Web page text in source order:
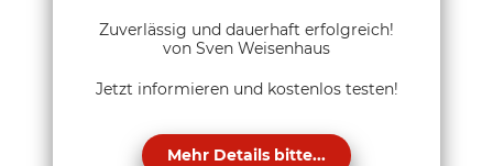
Zuverlässig und dauerhaft erfolgreich!
von Sven Weisenhaus
Jetzt informieren und kostenlos testen!
Mehr Details bitte...